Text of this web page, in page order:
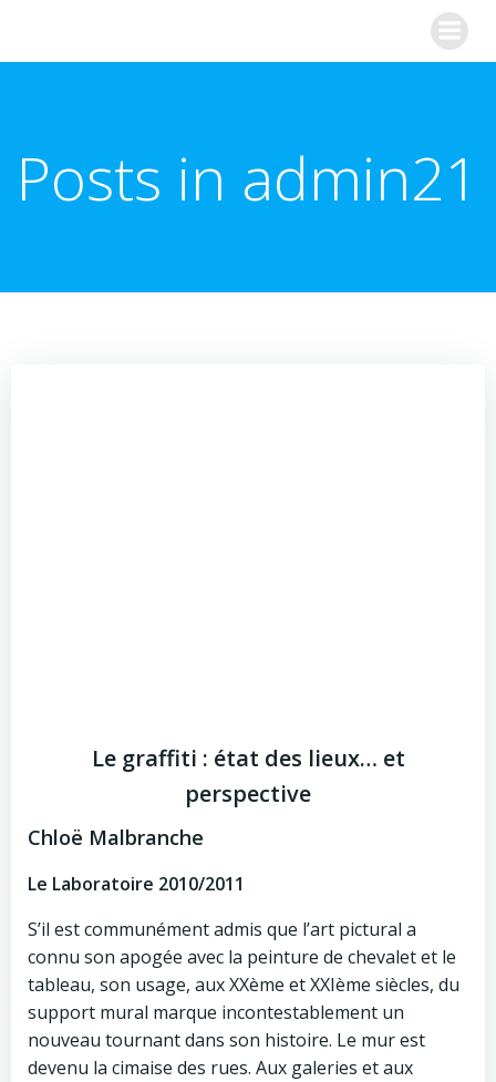
contenu
Posts in admin21
Le graffiti : état des lieux… et
perspective
Chloë Malbranche
Le Laboratoire 2010/2011
S’il est communément admis que l’art pictural a
connu son apogée avec la peinture de chevalet et le
tableau, son usage, aux XXème et XXIème siècles, du
support mural marque incontestablement un
nouveau tournant dans son histoire. Le mur est
devenu la cimaise des rues. Aux galeries et aux